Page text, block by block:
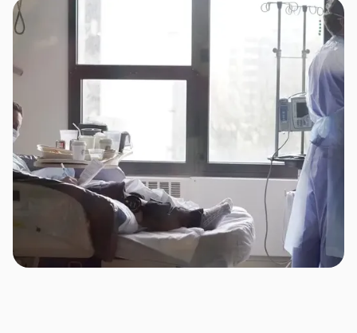
За бажанням страхувальника програми ДМС
можуть включати в себе організацію і оплату
страховиком як стандартних медичних послуг на
випадок нездужання застрахованих осіб, так і
покривати забезпечення профілактичних та
реабілітаційних заходів, передбачати вакцинацію,
вітамінопрофілактику, формування офісної аптечки
тощо.